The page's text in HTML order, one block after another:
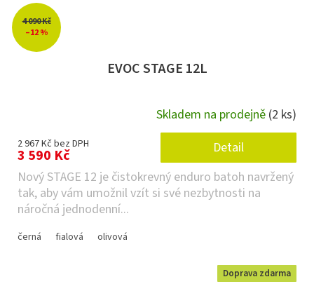
4 090 Kč
–12 %
EVOC STAGE 12L
Skladem na prodejně (2 ks)
2 967 Kč bez DPH
3 590 Kč
Detail
Nový STAGE 12 je čistokrevný enduro batoh navržený
tak, aby vám umožnil vzít si své nezbytnosti na
náročná jednodenní...
černá fialová olivová
Doprava zdarma